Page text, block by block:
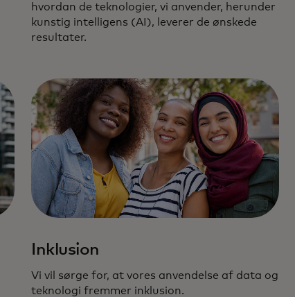
hvordan de teknologier, vi anvender, herunder
kunstig intelligens (AI), leverer de ønskede
resultater.
Inklusion
Vi vil sørge for, at vores anvendelse af data og
teknologi fremmer inklusion.